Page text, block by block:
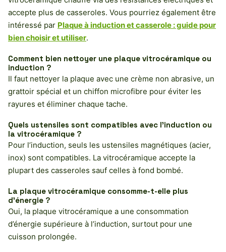
accepte plus de casseroles. Vous pourriez également être
intéressé par Plaque à induction et casserole : guide pour
bien choisir et utiliser.
Comment bien nettoyer une plaque vitrocéramique ou
induction ?
Il faut nettoyer la plaque avec une crème non abrasive, un
grattoir spécial et un chiffon microfibre pour éviter les
rayures et éliminer chaque tache.
Quels ustensiles sont compatibles avec l’induction ou
la vitrocéramique ?
Pour l’induction, seuls les ustensiles magnétiques (acier,
inox) sont compatibles. La vitrocéramique accepte la
plupart des casseroles sauf celles à fond bombé.
La plaque vitrocéramique consomme-t-elle plus
d’énergie ?
Oui, la plaque vitrocéramique a une consommation
d’énergie supérieure à l’induction, surtout pour une
cuisson prolongée.